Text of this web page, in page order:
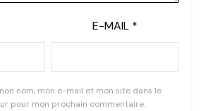
E-MAIL *
nom, mon e-mail et mon site dans le
pour mon prochain commentaire.